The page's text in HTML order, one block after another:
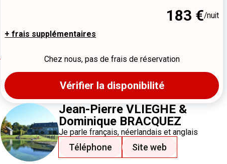
+ frais supplémentaires
183 €/nuit
Chez nous, pas de frais de réservation
Vérifier la disponibilité
Jean-Pierre VLIEGHE &
Dominique BRACQUEZ
Je parlefrançais, néerlandais et anglais
Téléphone Site web